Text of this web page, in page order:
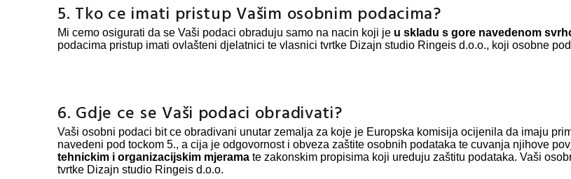
5. Tko ce imati pristup Vašim osobnim podacima?
Mi cemo osigurati da se Vaši podaci obraduju samo na nacin koji je u skladu s gore navedenom
podacima pristup imati ovlašteni djelatnici te vlasnici tvrtke Dizajn studio Ringeis d.o.o., koji osobne
6. Gdje ce se Vaši podaci obradivati?
Vaši osobni podaci bit ce obradivani unutar zemalja za koje je Europska komisija ocijenila da imaju
navedeni pod tockom 5., a cija je odgovornost i obveza zaštite osobnih podataka te cuvanja njihove
tehnickim i organizacijskim mjerama te zakonskim propisima koji ureduju zaštitu podataka. Vaši
tvrtke Dizajn studio Ringeis d.o.o.